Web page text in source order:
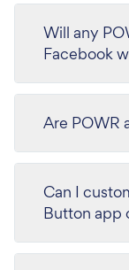
Will any
Facebook
Are POWR
Can I
Button app